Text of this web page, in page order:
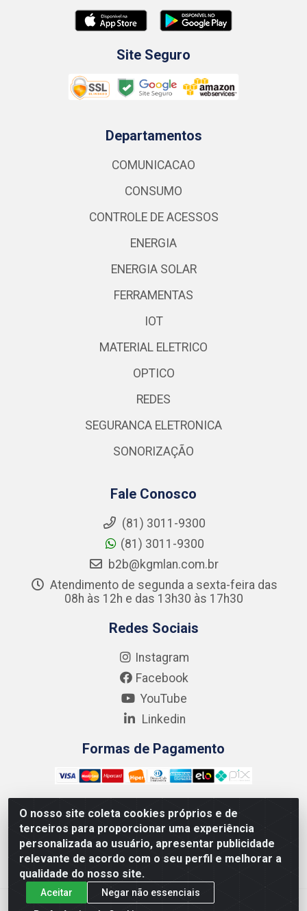
O nosso site coleta cookies próprios e de
terceiros para proporcionar uma experiência
personalizada ao usuário, apresentar publicidade
relevante de acordo com o seu perfil e melhorar a
qualidade do nosso site.
Aceitar
Negar não essenciais
Site Seguro
Departamentos
COMUNICACAO
CONSUMO
CONTROLE DE ACESSOS
ENERGIA
ENERGIA SOLAR
FERRAMENTAS
IOT
MATERIAL ELETRICO
OPTICO
REDES
SEGURANCA ELETRONICA
SONORIZAÇÃO
Fale Conosco
(81) 3011-9300
(81) 3011-9300
b2b@kgmlan.com.br
Atendimento de segunda a sexta-feira das
08h às 12h e das 13h30 às 17h30
Redes Sociais
Instagram
Facebook
YouTube
Linkedin
Formas de Pagamento
Kgmlan Distribuidora LTDA - CNPJ 18.217.682/0001-54 -
Rua Pedro de Barros Cavalcante, 58 - Bultrins, Olinda/PE
- CEP 53320-110